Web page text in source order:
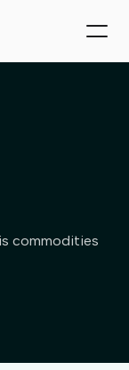
commodities